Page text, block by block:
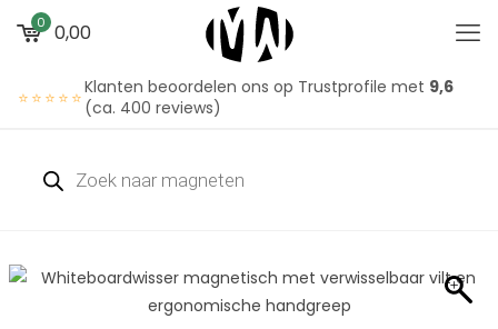
0 0,00
⭐⭐⭐⭐⭐Klanten beoordelen ons op Trustprofile met 9,6
(ca. 400 reviews)